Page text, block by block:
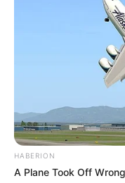
HABERION
A Plane Took Off